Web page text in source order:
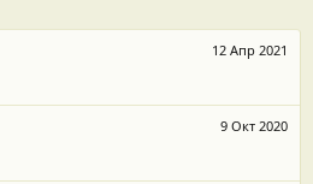
12 Апр 2021
9 Окт 2020